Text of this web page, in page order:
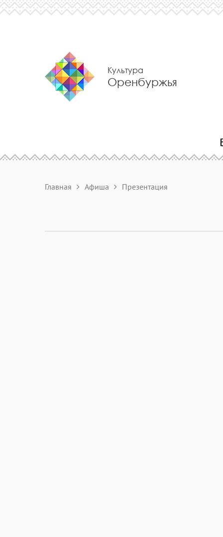
Культура
Оренбуржья
Главная Афиша Презентация